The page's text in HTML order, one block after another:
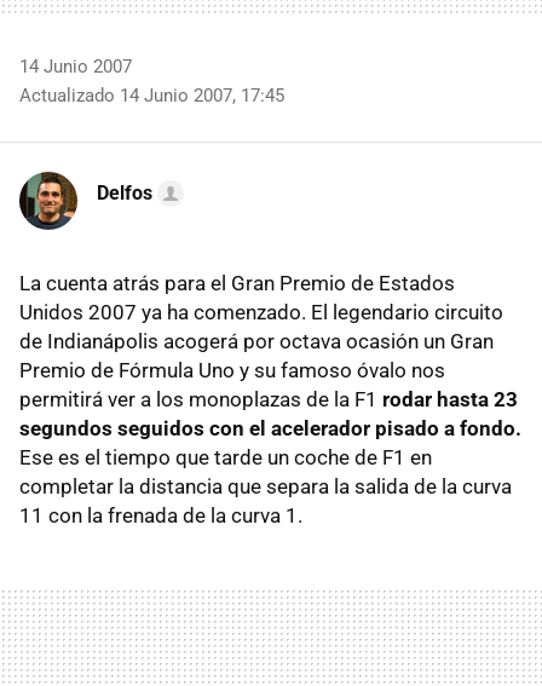
14 Junio 2007
Actualizado 14 Junio 2007, 17:45
Delfos
La cuenta atrás para el Gran Premio de Estados
Unidos 2007 ya ha comenzado. El legendario circuito
de Indianápolis acogerá por octava ocasión un Gran
Premio de Fórmula Uno y su famoso óvalo nos
permitirá ver a los monoplazas de la F1 rodar hasta 23
segundos seguidos con el acelerador pisado a fondo.
Ese es el tiempo que tarde un coche de F1 en
completar la distancia que separa la salida de la curva
11 con la frenada de la curva 1.